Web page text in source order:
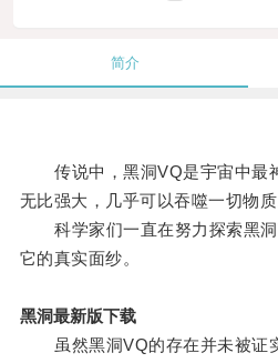
简介
传说中，黑洞VQ是宇宙中最
无比强大，几乎可以吞噬一切物质
科学家们一直在努力探索黑洞
它的真实面纱。
黑洞最新版下载
虽然黑洞VQ的存在并未被证